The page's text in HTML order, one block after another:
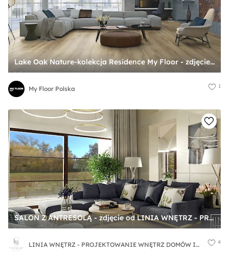
Lake Oak Nature-kolekcja Residence My Floor - zdjęcie od My Floor Polska
My Floor Polska 1
SALON Z ANTRESOLĄ - zdjęcie od LINIA WNĘTRZ - PROJEKTOWANIE WNĘTRZ DOMÓW I MIESZKAŃ
LINIA WNĘTRZ - PROJEKTOWANIE WNĘTRZ DOMÓW I MIESZKAŃ 4